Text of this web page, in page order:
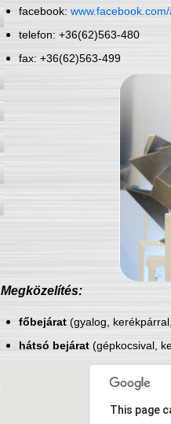
facebook:
telefon: +36(62)563-480
fax: +36(62)563-499
Megközelítés:
főbejárat(gyalog,
hátsó bejárat(gépkocsival,
This page